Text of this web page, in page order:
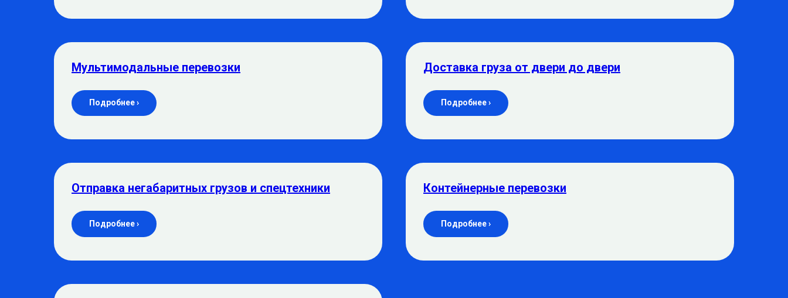
Мультимодальные перевозки
Подробнее ›
Доставка груза от двери до двери
Подробнее ›
Отправка негабаритных грузов и спецтехники
Подробнее ›
Контейнерные перевозки
Подробнее ›